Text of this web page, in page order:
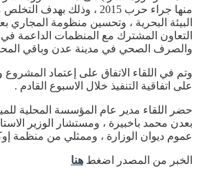
منها جراء حرب 2015 ، وذلك
البيئة البحرية ، وتحسين منظومة المجاري
التعاون المشترك مع المنظمات الداعمة
والصرف الصحي في مدينة عدن وباقي
وتم في اللقاء الاتفاق على إعتماد المشروع
على اتفاقية التنفيذ خلال الاسبوع القادم .
حضر اللقاء مدير عام المؤسسة المحلية
بعدن محمد باخبيرة ، ومستشار الوزير
عموم ديوان الوزارة ، وممثلي من منظمة
الخبر من المصدر اضغط هنا